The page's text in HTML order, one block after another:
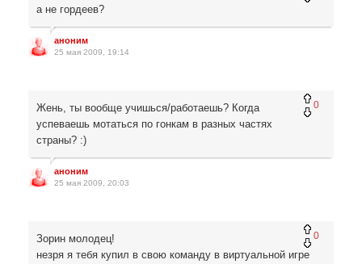
а не гордеев?
аноним
25 мая 2009, 19:14
0
Жень, ты вообще учишься/работаешь? Когда
успеваешь мотаться по гонкам в разных частях
страны? :)
аноним
25 мая 2009, 20:03
0
Зорин молодец!
незря я тебя купил в свою команду в виртуальной игре